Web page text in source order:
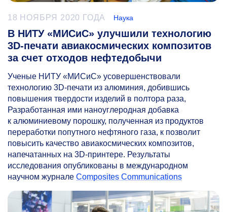
18 НОЯБРЯ 2020 ГОДА Наука
В НИТУ «МИСиС» улучшили технологию
3D-печати авиакосмических композитов
за счет отходов нефтедобычи
Ученые НИТУ «МИСиС» усовершенствовали
технологию 3D-печати из алюминия, добившись
повышения твердости изделий в полтора раза,
Разработанная ими наноуглеродная добавка
к алюминиевому порошку, полученная из продуктов
переработки попутного нефтяного газа, к позволит
повысить качество авиакосмических композитов,
напечатанных на 3D-принтере. Результаты
исследования опубликованы в международном
научном журнале Composites Communications